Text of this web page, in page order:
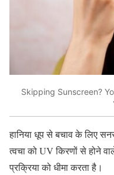
Skipping Sunscreen?
हानिया धूप से बचाव के लिए
त्वचा कोUVकिरणों से होने
प्रक्रिया को धीमा करता है।